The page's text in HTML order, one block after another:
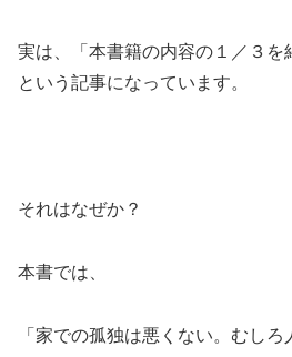
実は、「本書籍の内容の１／３を
という記事になっています。
それはなぜか？
本書では、
「家での孤独は悪くない。むしろ